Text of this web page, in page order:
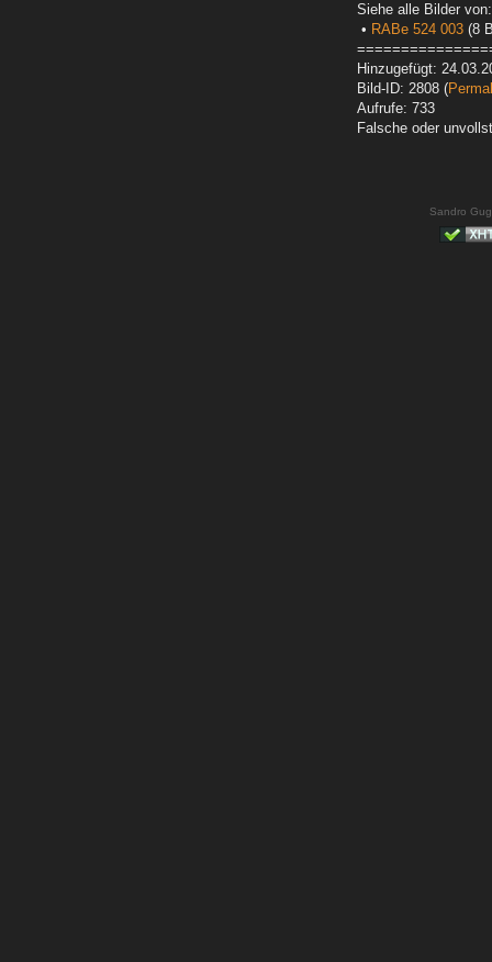
Siehe alle Bilder von:
• RABe 524 003 (8
Hinzugefügt:
Bild-ID: 2808 (
Aufrufe: 733
Falsche oder
Sandro